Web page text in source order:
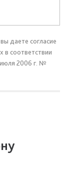
даете согласие
в соответствии
июля 2006 г. №